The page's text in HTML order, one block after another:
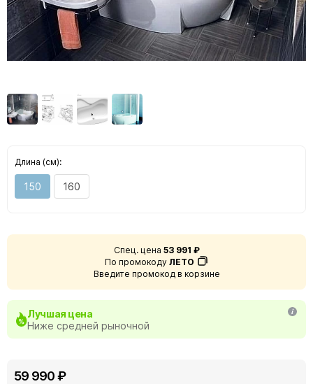
Длина (см):
150 160
Спец. цена 53 991 ₽
По промокоду ЛЕТО
Введите промокод в корзине
Лучшая цена
Ниже средней рыночной
59 990 ₽